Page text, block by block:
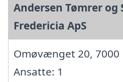
Andersen Tømrer og
Fredericia ApS
Omøvænget 20, 7000
Ansatte: 1